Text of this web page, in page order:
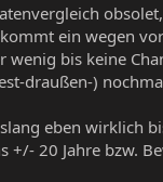
ein wegen
bis keine
draußen-)
eben wirklich
+/- 20 Jahre bzw.